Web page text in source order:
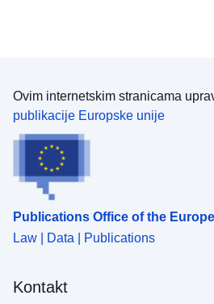
Ovim internetskim stranicama
publikacije Europske unije
Publications Office of the
Law | Data | Publications
Kontakt